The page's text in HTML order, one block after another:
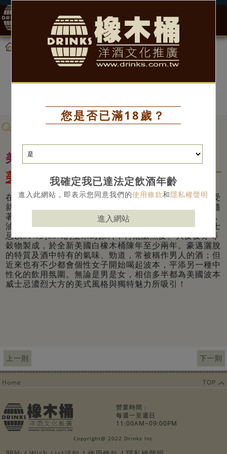
0
您是否已滿18歲？
我確定我已達法定飲酒年齡
進入此網站，即表示您同意我們的使用條款和隱私權聲明
進入網站
酒類知識列表 酒類知識
酒類知識
酒類知識分類 >
美國威士忌
美國威士忌(American whisky)
在篳路藍縷的拓荒時代，美國先民刻苦勞動，最大的享受
就是休息時喝點波本威士忌慰勞自己。於是乎，一路伴隨
著遠度重洋而來的人們、見證美國開拓史的波本威士忌，
油然成為美國人公認最能代表美國精神的酒款。波本威士
忌以51%到80%的玉米為原料，再混釀黑麥、大麥麥芽等
穀物製成，於全新美國白橡木桶陳年至少兩年。豪邁灑脫
的特質及酒中特有的氣味、勁道，常被稱作男人的酒；但
近來也有不少都會個性女子開始喝起波本，平添另一種中
性化的飲用氛圍。無論是男是女，相信多半都為美國波本
威士忌濃烈大方的美式風格與獨特魅力所吸引！
上一則 下一則
Home TOP
營業時間：
每週一至週日
11:00AM~09:00PM
Copyright@ 2022 Drinks Inc